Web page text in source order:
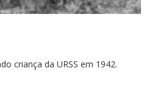
criança da URSS em 1942.